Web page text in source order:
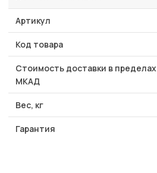
Артикул
Код товара
Стоимость доставки в пределах
МКАД
Вес, кг
Гарантия